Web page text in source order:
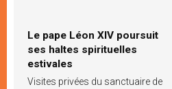
Le pape Léon XIV poursuit
ses haltes spirituelles
estivales
Visites privées du sanctuaire de